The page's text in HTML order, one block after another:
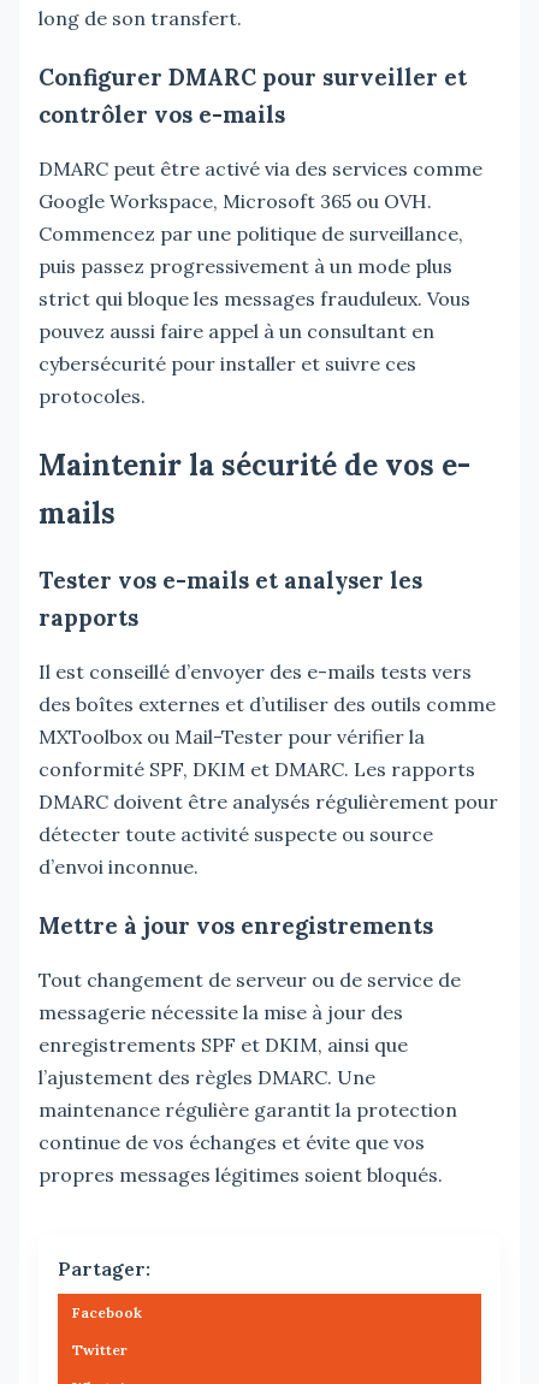
long de son transfert.
Configurer DMARC pour surveiller et
contrôler vos e-mails
DMARC peut être activé via des services comme
Google Workspace, Microsoft 365 ou OVH.
Commencez par une politique de surveillance,
puis passez progressivement à un mode plus
strict qui bloque les messages frauduleux. Vous
pouvez aussi faire appel à un consultant en
cybersécurité pour installer et suivre ces
protocoles.
Maintenir la sécurité de vos e-
mails
Tester vos e-mails et analyser les
rapports
Il est conseillé d’envoyer des e-mails tests vers
des boîtes externes et d’utiliser des outils comme
MXToolbox ou Mail-Tester pour vérifier la
conformité SPF, DKIM et DMARC. Les rapports
DMARC doivent être analysés régulièrement pour
détecter toute activité suspecte ou source
d’envoi inconnue.
Mettre à jour vos enregistrements
Tout changement de serveur ou de service de
messagerie nécessite la mise à jour des
enregistrements SPF et DKIM, ainsi que
l’ajustement des règles DMARC. Une
maintenance régulière garantit la protection
continue de vos échanges et évite que vos
propres messages légitimes soient bloqués.
Partager:
Facebook
Twitter